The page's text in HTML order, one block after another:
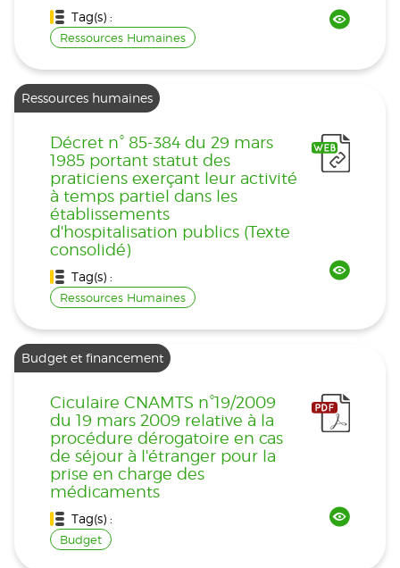
Tag(s) :
Ressources Humaines
Ressources humaines
Décret n° 85-384 du 29 mars
1985 portant statut des
praticiens exerçant leur activité
à temps partiel dans les
établissements
d'hospitalisation publics (Texte
consolidé)
Tag(s) :
Ressources Humaines
Budget et financement
Ciculaire CNAMTS n°19/2009
du 19 mars 2009 relative à la
procédure dérogatoire en cas
de séjour à l'étranger pour la
prise en charge des
médicaments
Tag(s) :
Budget